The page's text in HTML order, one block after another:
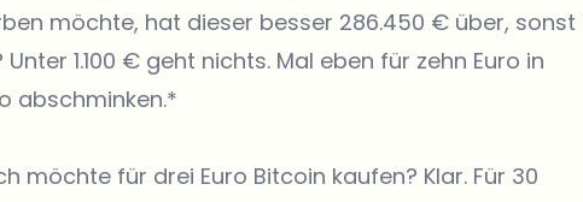
möchte, hat dieser besser 286.450 € über, sonst
Unter 1.100 € geht nichts. Mal eben für zehn Euro in
abschminken.*
möchte für drei Euro Bitcoin kaufen? Klar. Für 30